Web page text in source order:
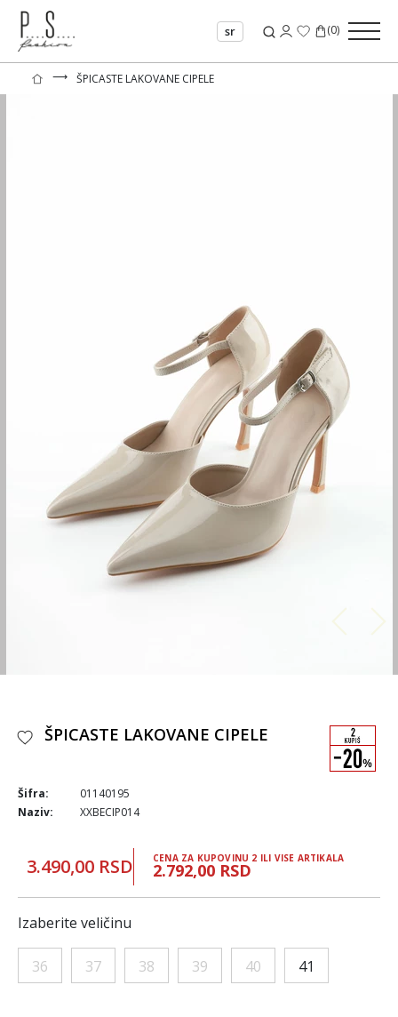
sr (0)
⟶ ŠPICASTE LAKOVANE CIPELE
ŠPICASTE LAKOVANE CIPELE
Šifra:
01140195
Naziv:
XXBECIP014
3.490,00 RSD CENA ZA KUPOVINU 2 ILI VISE ARTIKALA
2.792,00 RSD
Izaberite veličinu
36 37 38 39 40 41